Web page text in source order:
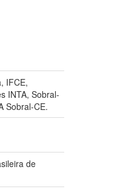
IFCE,
INTA, Sobral-
Sobral-CE.
de